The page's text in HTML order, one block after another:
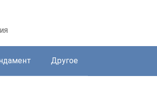
Другое